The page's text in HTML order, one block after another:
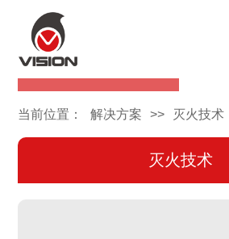
无氟泡沫液
当前位置： 解决方案 >> 灭火技术
灭火技术